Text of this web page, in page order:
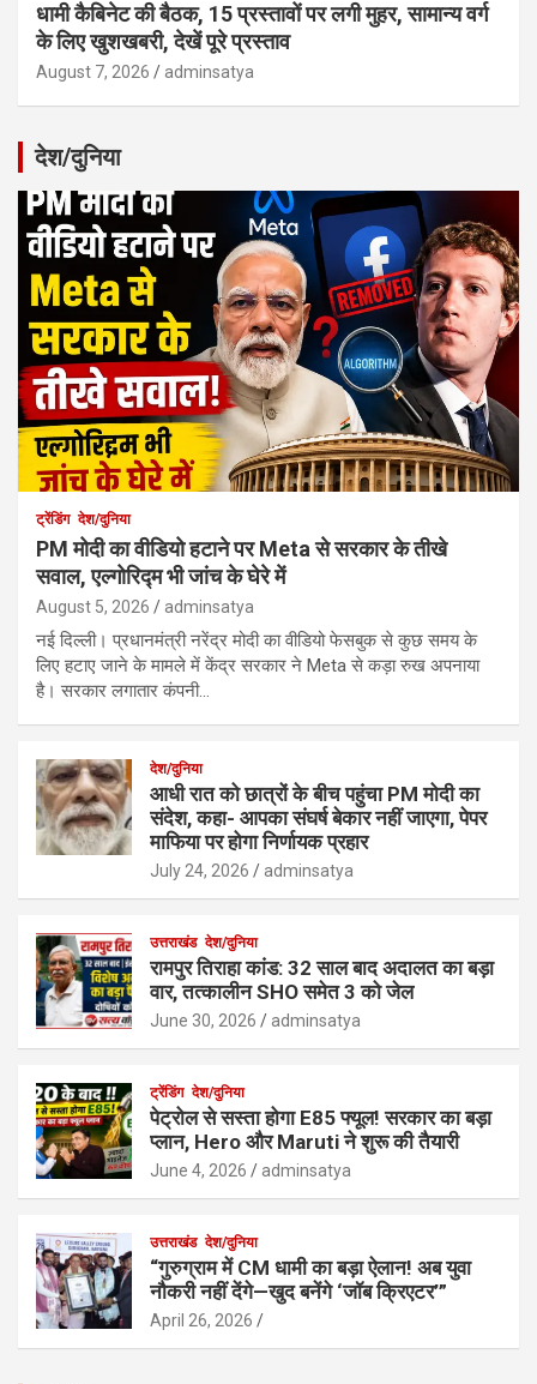
धामी कैबिनेट की बैठक, 15 प्रस्तावों पर लगी मुहर, सामान्य वर्ग
के लिए खुशखबरी, देखें पूरे प्रस्ताव
August 7, 2026 adminsatya
देश/दुनिया
ट्रेंडिंग देश/दुनिया
PM मोदी का वीडियो हटाने पर Meta से सरकार के तीखे
सवाल, एल्गोरिद्म भी जांच के घेरे में
August 5, 2026 adminsatya
नई दिल्ली। प्रधानमंत्री नरेंद्र मोदी का वीडियो फेसबुक से कुछ समय के
लिए हटाए जाने के मामले में केंद्र सरकार ने Meta से कड़ा रुख अपनाया
है। सरकार लगातार कंपनी…
देश/दुनिया
आधी रात को छात्रों के बीच पहुंचा PM मोदी का
संदेश, कहा- आपका संघर्ष बेकार नहीं जाएगा, पेपर
माफिया पर होगा निर्णायक प्रहार
July 24, 2026 adminsatya
उत्तराखंड देश/दुनिया
रामपुर तिराहा कांड: 32 साल बाद अदालत का बड़ा
वार, तत्कालीन SHO समेत 3 को जेल
June 30, 2026 adminsatya
ट्रेंडिंग देश/दुनिया
पेट्रोल से सस्ता होगा E85 फ्यूल! सरकार का बड़ा
प्लान, Hero और Maruti ने शुरू की तैयारी
June 4, 2026 adminsatya
उत्तराखंड देश/दुनिया
“गुरुग्राम में CM धामी का बड़ा ऐलान! अब युवा
नौकरी नहीं देंगे—खुद बनेंगे ‘जॉब क्रिएटर’”
April 26, 2026